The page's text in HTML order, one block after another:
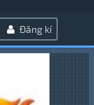
Đăng kí